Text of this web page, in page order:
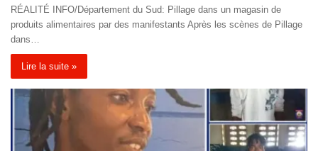
RÉALITÉ INFO/Département du Sud: Pillage dans un magasin de
produits alimentaires par des manifestants Après les scènes de Pillage
dans…
Lire la suite »